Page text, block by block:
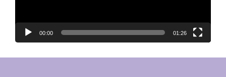
00:00 01:26